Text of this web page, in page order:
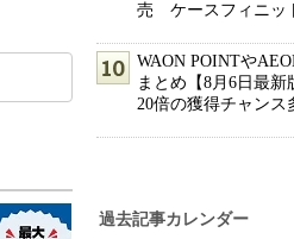
売 ケースフィニッ
WAON POINTや
まとめ【8月6日最
20倍の獲得チャンス
過去記事カレンダー